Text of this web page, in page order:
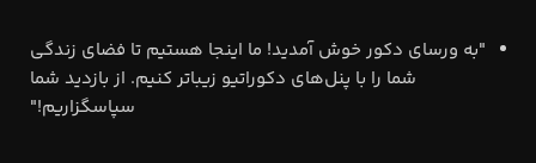
"به ورسای دکور خوش آمدید! ما اینجا هستیم تا فضای زندگی
شما را با پنل‌های دکوراتیو زیباتر کنیم. از بازدید شما
سپاسگزاریم!"